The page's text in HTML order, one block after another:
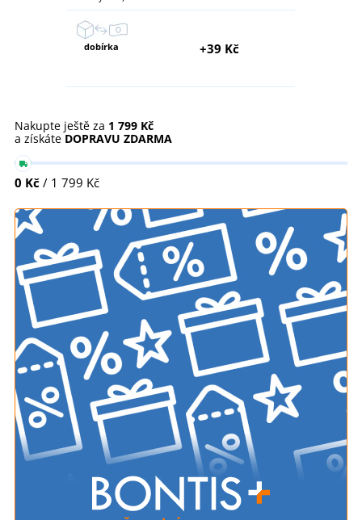
dobírka +39 Kč
Nakupte ještě za 1 799 Kč
a získáte DOPRAVU ZDARMA
0 Kč / 1 799 Kč